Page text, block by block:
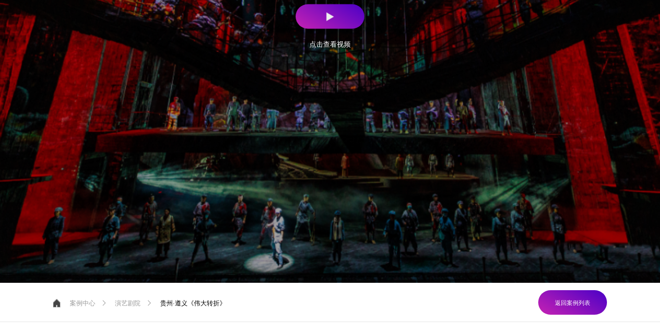
点击查看视频
案例中心 演艺剧院 贵州·遵义《伟大转折》 返回案例列表